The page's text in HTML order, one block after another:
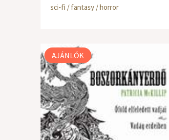
sci-fi / fantasy / horror
AJÁNLÓK